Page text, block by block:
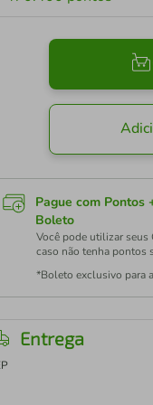
Pague com Pontos
Boleto
Você pode utilizar seus
caso não tenha pontos
*Boleto exclusivo para
Entrega